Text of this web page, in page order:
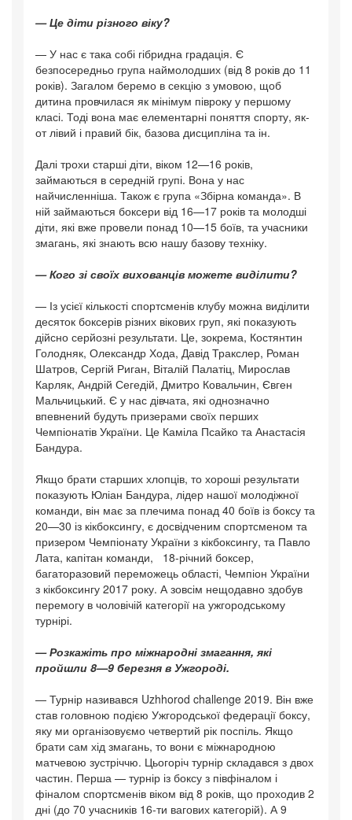
— Це діти різного віку?
— У нас є така собі гібридна градація. Є
безпосередньо група наймолодших (від 8 років до 11
років). Загалом беремо в секцію з умовою, щоб
дитина провчилася як мінімум півроку у першому
класі. Тоді вона має елементарні поняття спорту, як-
от лівий і правий бік, базова дисципліна та ін.
Далі трохи старші діти, віком 12—16 років,
займаються в середній групі. Вона у нас
найчисленніша. Також є група «Збірна команда». В
ній займаються боксери від 16—17 років та молодші
діти, які вже провели понад 10—15 боїв, та учасники
змагань, які знають всю нашу базову техніку.
— Кого зі своїх вихованців можете виділити?
— Із усієї кількості спортсменів клубу можна виділити
десяток боксерів різних вікових груп, які показують
дійсно серйозні результати. Це, зокрема, Костянтин
Голодняк, Олександр Хода, Давід Тракслер, Роман
Шатров, Сергій Риган, Віталій Палатіц, Мирослав
Карляк, Андрій Сегедій, Дмитро Ковальчин, Євген
Мальчицький. Є у нас дівчата, які однозначно
впевнений будуть призерами своїх перших
Чемпіонатів України. Це Каміла Псайко та Анастасія
Бандура.
Якщо брати старших хлопців, то хороші результати
показують Юліан Бандура, лідер нашої молодіжної
команди, він має за плечима понад 40 боїв із боксу та
20—30 із кікбоксингу, є досвідченим спортсменом та
призером Чемпіонату України з кікбоксингу, та Павло
Лата, капітан команди, 18-річний боксер,
багаторазовий переможець області, Чемпіон України
з кікбоксингу 2017 року. А зовсім нещодавно здобув
перемогу в чоловічій категорії на ужгородському
турнірі.
— Розкажіть про міжнародні змагання, які
пройшли 8—9 березня в Ужгороді.
— Турнір називався Uzhhorod challenge 2019. Він вже
став головною подією Ужгородської федерації боксу,
яку ми організовуємо четвертий рік поспіль. Якщо
брати сам хід змагань, то вони є міжнародною
матчевою зустріччю. Цьогоріч турнір складався з двох
частин. Перша — турнір із боксу з півфіналом і
фіналом спортсменів віком від 8 років, що проходив 2
дні (до 70 учасників 16-ти вагових категорій). А 9